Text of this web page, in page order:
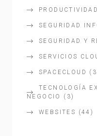
SEGURIDAD
SEGURIDAD Y
SERVICIOS
SPACECLOUD
TECNOLOGÍA
NEGOCIO
(3)
WEBSITES (44)